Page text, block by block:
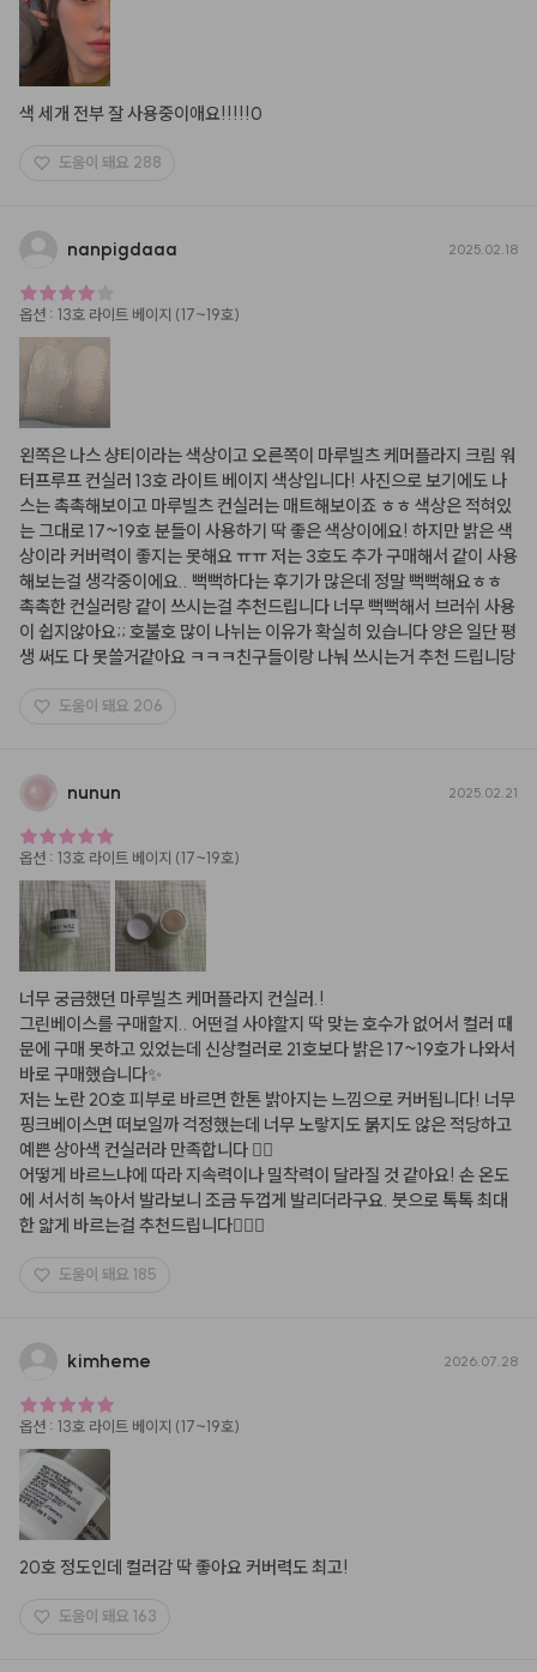
색 세개 전부 잘 사용중이애요!!!!!0
도움이 돼요 288
nanpigdaaa 2025.02.18
옵션 : 13호 라이트 베이지 (17~19호)
왼쪽은 나스 샹티이라는 색상이고 오른쪽이 마루빌츠 케머플라지 크림 워
터프루프 컨실러 13호 라이트 베이지 색상입니다! 사진으로 보기에도 나
스는 촉촉해보이고 마루빌츠 컨실러는 매트해보이죠 ㅎㅎ 색상은 적혀있
는 그대로 17~19호 분들이 사용하기 딱 좋은 색상이에요! 하지만 밝은 색
상이라 커버력이 좋지는 못해요 ㅠㅠ 저는 3호도 추가 구매해서 같이 사용
해보는걸 생각중이에요.. 뻑뻑하다는 후기가 많은데 정말 뻑뻑해요ㅎㅎ
촉촉한 컨실러랑 같이 쓰시는걸 추천드립니다 너무 뻑뻑해서 브러쉬 사용
이 쉽지않아요;; 호불호 많이 나뉘는 이유가 확실히 있습니다 양은 일단 평
생 써도 다 못쓸거같아요 ㅋㅋㅋ친구들이랑 나눠 쓰시는거 추천 드립니당
도움이 돼요 206
nunun 2025.02.21
옵션 : 13호 라이트 베이지 (17~19호)
너무 궁금했던 마루빌츠 케머플라지 컨실러.!
그린베이스를 구매할지.. 어떤걸 사야할지 딱 맞는 호수가 없어서 컬러 때
문에 구매 못하고 있었는데 신상컬러로 21호보다 밝은 17~19호가 나와서
바로 구매했습니다✨
저는 노란 20호 피부로 바르면 한톤 밝아지는 느낌으로 커버됩니다! 너무
핑크베이스면 떠보일까 걱정했는데 너무 노랗지도 붉지도 않은 적당하고
예쁜 상아색 컨실러라 만족합니다 👍🏻
어떻게 바르느냐에 따라 지속력이나 밀착력이 달라질 것 같아요! 손 온도
에 서서히 녹아서 발라보니 조금 두껍게 발리더라구요. 붓으로 톡톡 최대
한 얇게 바르는걸 추천드립니다🙋🏻‍♂️
도움이 돼요 185
kimheme 2026.07.28
옵션 : 13호 라이트 베이지 (17~19호)
20호 정도인데 컬러감 딱 좋아요 커버력도 최고!
도움이 돼요 163